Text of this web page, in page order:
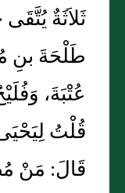
ثَلاَثَةٌ
طَلْحَةَ بنِ
عُتْبَةَ،
قُلْتُ
قَالَ: مَنْ